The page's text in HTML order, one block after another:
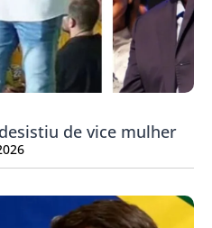
de vice mulher